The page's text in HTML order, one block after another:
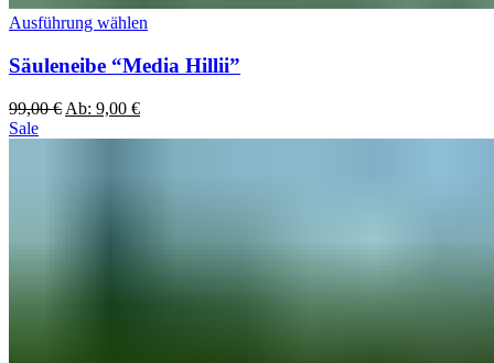
Ausführung wählen
Säuleneibe “Media Hillii”
99,00€ Ab: 9,00 €
Sale